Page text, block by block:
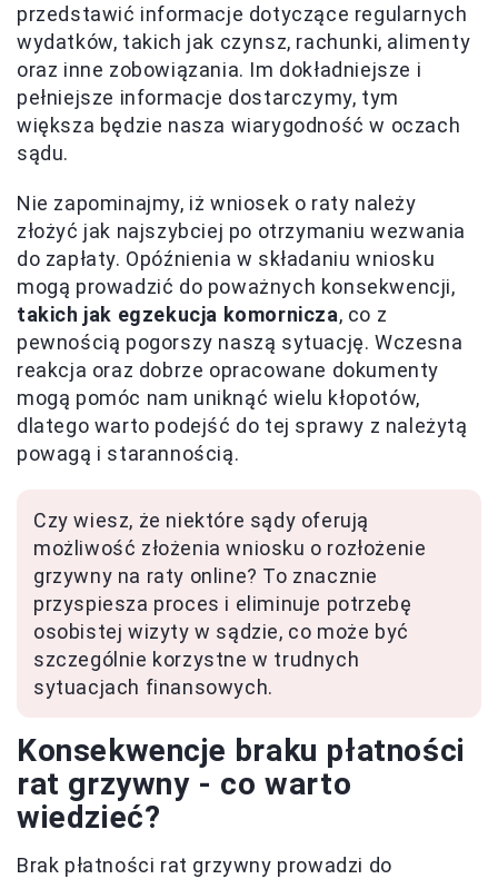
przedstawić informacje dotyczące regularnych
wydatków, takich jak czynsz, rachunki, alimenty
oraz inne zobowiązania. Im dokładniejsze i
pełniejsze informacje dostarczymy, tym
większa będzie nasza wiarygodność w oczach
sądu.
Nie zapominajmy, iż wniosek o raty należy
złożyć jak najszybciej po otrzymaniu wezwania
do zapłaty. Opóźnienia w składaniu wniosku
mogą prowadzić do poważnych konsekwencji,
takich jak egzekucja komornicza, co z
pewnością pogorszy naszą sytuację. Wczesna
reakcja oraz dobrze opracowane dokumenty
mogą pomóc nam uniknąć wielu kłopotów,
dlatego warto podejść do tej sprawy z należytą
powagą i starannością.
Czy wiesz, że niektóre sądy oferują
możliwość złożenia wniosku o rozłożenie
grzywny na raty online? To znacznie
przyspiesza proces i eliminuje potrzebę
osobistej wizyty w sądzie, co może być
szczególnie korzystne w trudnych
sytuacjach finansowych.
Konsekwencje braku płatności
rat grzywny - co warto
wiedzieć?
Brak płatności rat grzywny prowadzi do